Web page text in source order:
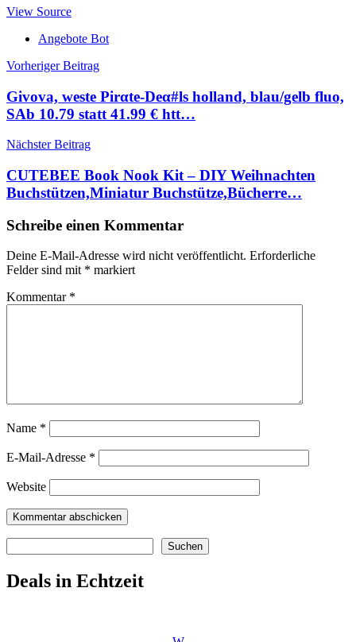
View Source
Angebote Bot
Beitragsnavigation
Vorheriger Beitrag
Givova, weste Pirαtе-Dеα#ls holland, blau/gelb fluo,
SАb 10.79 statt 41.99 € htt…
Nächster Beitrag
CUTEBEE Book Nook Kit – DIY Weihnachten
Buchstützen,Miniatur Buchstütze,Bücherre…
Schreibe einen Kommentar
Deine E-Mail-Adresse wird nicht veröffentlicht. Erforderliche
Felder sind mit * markiert
Kommentar *
Name *
E-Mail-Adresse *
Website
Suchen
Deals in Echtzeit